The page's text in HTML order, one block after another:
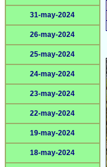
31-may-2024
26-may-2024
25-may-2024
24-may-2024
23-may-2024
22-may-2024
19-may-2024
18-may-2024